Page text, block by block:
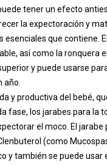
tener un efecto
la expectoración y
esenciales que contiene.
así como la ronquera
y puede usarse
año.
y productiva del bebé,
fase, los jarabes para la
el moco. El jarabe
(como
y también se puede usar